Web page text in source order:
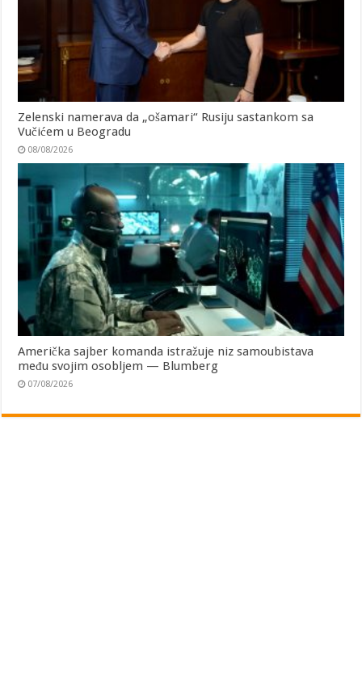
Zelenski namerava da „ošamari“ Rusiju sastankom sa
Vučićem u Beogradu
08/08/2026
Američka sajber komanda istražuje niz samoubistava
među svojim osobljem — Blumberg
07/08/2026